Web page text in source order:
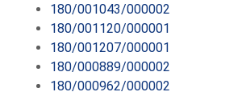
180/001043/000002
180/001120/000001
180/001207/000001
180/000889/000002
180/000962/000002